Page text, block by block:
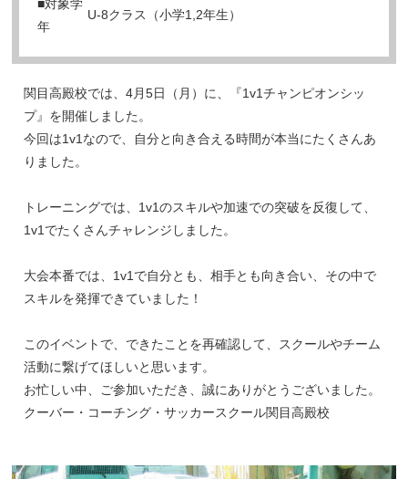
■対象学
年
U-8クラス（小学1,2年生）
関目高殿校では、4月5日（月）に、『1v1チャンピオンシッ
プ』を開催しました。
今回は1v1なので、自分と向き合える時間が本当にたくさんあ
りました。
トレーニングでは、1v1のスキルや加速での突破を反復して、
1v1でたくさんチャレンジしました。
大会本番では、1v1で自分とも、相手とも向き合い、その中で
スキルを発揮できていました！
このイベントで、できたことを再確認して、スクールやチーム
活動に繋げてほしいと思います。
お忙しい中、ご参加いただき、誠にありがとうございました。
クーバー・コーチング・サッカースクール関目高殿校